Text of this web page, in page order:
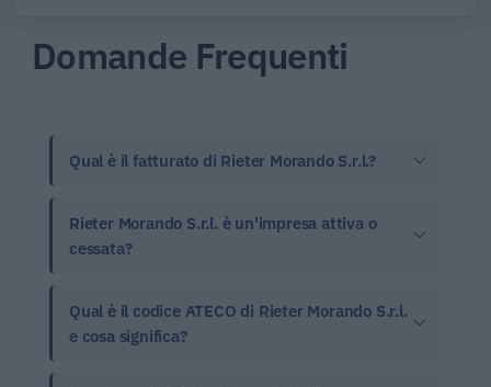
Domande Frequenti
Qual è il fatturato di Rieter Morando S.r.l.?
Rieter Morando S.r.l. è un'impresa attiva o
cessata?
Qual è il codice ATECO di Rieter Morando S.r.l.
e cosa significa?